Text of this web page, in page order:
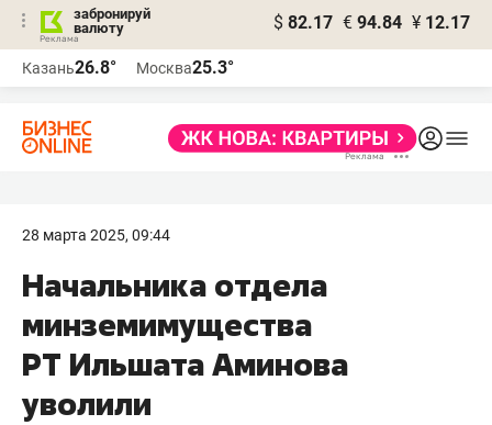
забронируй
валюту
$ 82.17 € 94.84 ¥ 12.17
Казань26.8° Москва25.3°
28 марта 2025, 09:44
Начальника отдела
минземимущества
РТ Ильшата Аминова
уволили